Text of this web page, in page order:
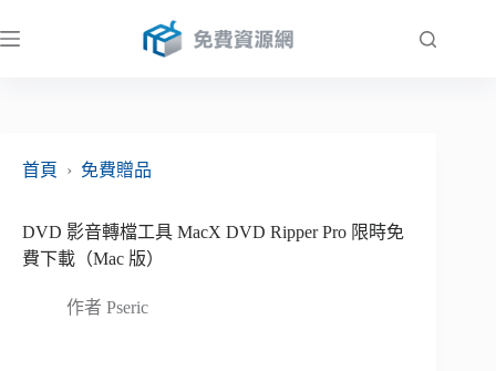
至
首頁
› 免費贈品
DVD 影音轉檔工具 MacX DVD Ripper Pro 限時免
費下載（Mac 版）
作者 Pseric